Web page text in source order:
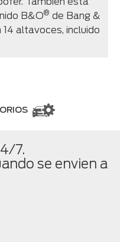
B&O® de Bang &
altavoces, incluido
7.
se envien a